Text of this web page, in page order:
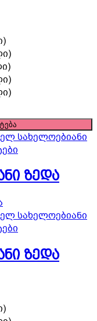
სახელოებიანი
ზედა
სახელოებიანი
ზედა